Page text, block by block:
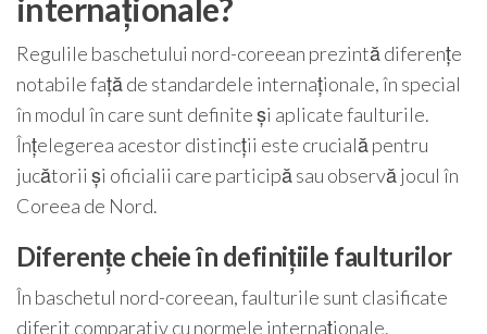
internaționale?
Regulile baschetului nord-coreean prezintă diferențe
notabile față de standardele internaționale, în special
în modul în care sunt definite și aplicate faulturile.
Înțelegerea acestor distincții este crucială pentru
jucătorii și oficialii care participă sau observă jocul în
Coreea de Nord.
Diferențe cheie în definițiile faulturilor
În baschetul nord-coreean, faulturile sunt clasificate
diferit comparativ cu normele internaționale.